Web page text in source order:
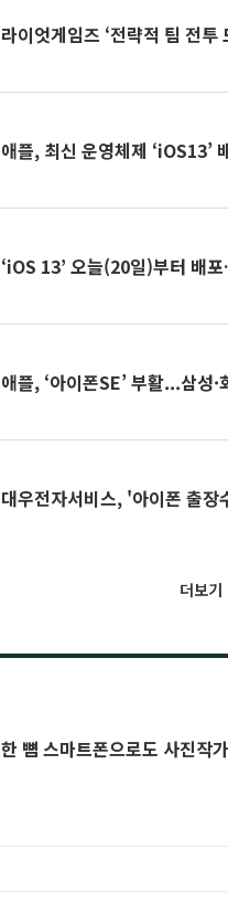
라이엇게임즈 ‘전략적 팀 전투
애플, 최신 운영체제 ‘iOS13’
‘iOS 13’ 오늘(20일)부터 배
애플, ‘아이폰SE’ 부활...삼성
대우전자서비스, '아이폰 출장
더보기
한 뼘 스마트폰으로도 사진작